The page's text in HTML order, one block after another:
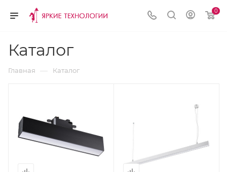
0
Каталог
Главная — Каталог